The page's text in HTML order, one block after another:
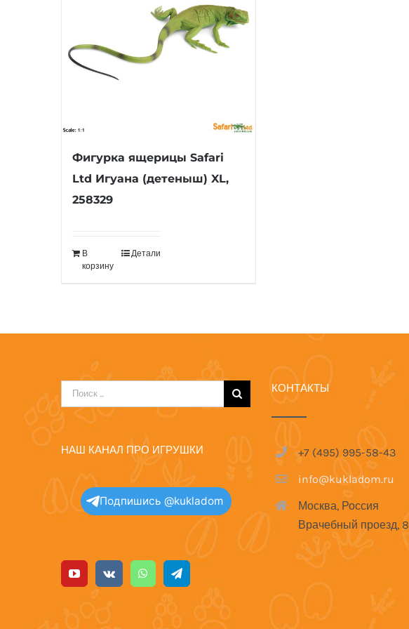
Фигурка ящерицы Safari
Ltd Игуана (детеныш) XL,
258329
В
корзину
Детали
Результат
поиска:
НАШ КАНАЛ ПРО ИГРУШКИ
Подпишись @kukladom
КОНТАКТЫ
+7 (495) 995-58-43
info@kukladom.ru
Москва, Россия
Врачебный проезд, 8